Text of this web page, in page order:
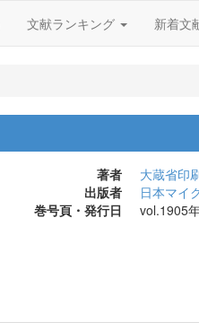
文献ランキング 新着文
著者
大蔵省印
出版者
日本マイ
巻号頁・発行日
vol.1905